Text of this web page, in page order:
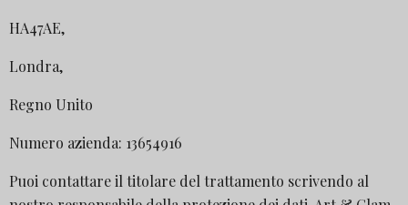
HA47AE,
Londra,
Regno Unito
Numero azienda: 13654916
Puoi contattare il titolare del trattamento scrivendo al